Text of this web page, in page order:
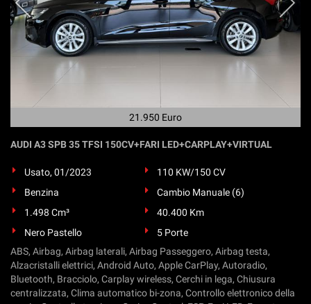
21.950 Euro
AUDI A3 SPB 35 TFSI 150CV+FARI LED+CARPLAY+VIRTUAL
Usato, 01/2023
110 KW/150 CV
Benzina
Cambio Manuale (6)
1.498 Cm³
40.400 Km
Nero Pastello
5 Porte
ABS, Airbag, Airbag laterali, Airbag Passeggero, Airbag testa,
Alzacristalli elettrici, Android Auto, Apple CarPlay, Autoradio,
Bluetooth, Bracciolo, Carplay wireless, Cerchi in lega, Chiusura
centralizzata, Clima automatico bi-zona, Controllo elettronico della